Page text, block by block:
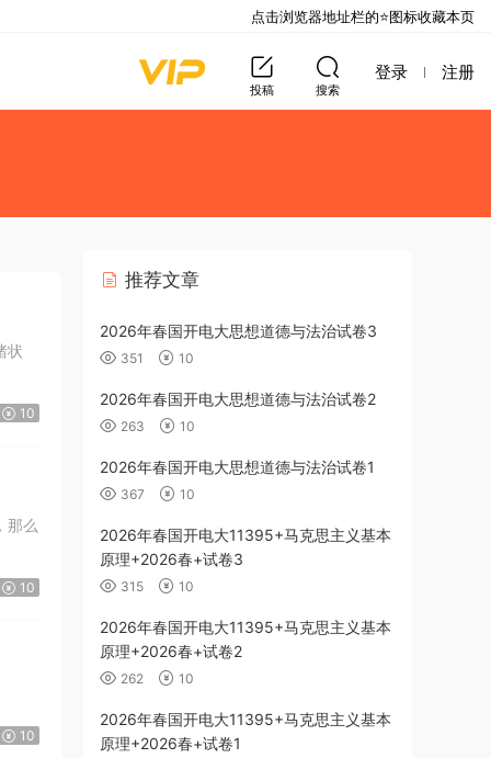
投稿 搜索
登录 注册
状
10
那么
10
10
推荐文章
2026年春国开电大思想道德与法治试卷3
351 10
2026年春国开电大思想道德与法治试卷2
263 10
2026年春国开电大思想道德与法治试卷1
367 10
2026年春国开电大11395+马克思主义基本
原理+2026春+试卷3
315 10
2026年春国开电大11395+马克思主义基本
原理+2026春+试卷2
262 10
2026年春国开电大11395+马克思主义基本
原理+2026春+试卷1
点击浏览器地址栏的⭐图标收藏本页